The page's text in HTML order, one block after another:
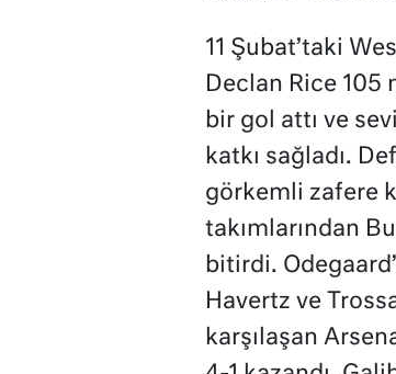
11 Şubat’taki
Declan Rice 105
bir gol attı ve
katkı sağladı.
görkemli zafere
takımlarından
bitirdi.
Havertz ve
karşılaşan